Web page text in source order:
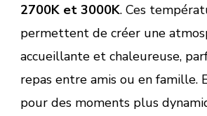
2700K et 3000K. Ces
permettent de créer une
accueillante et chaleureuse,
repas entre amis ou en famille.
pour des moments plus